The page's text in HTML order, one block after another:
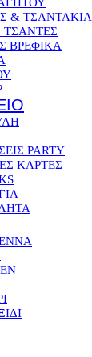
& ΤΣΑΝΤΑΚΙΑ
ΤΣΑΝΤΕΣ
ΒΡΕΦΙΚΑ
PARTY
ΚΑΡΤΕΣ